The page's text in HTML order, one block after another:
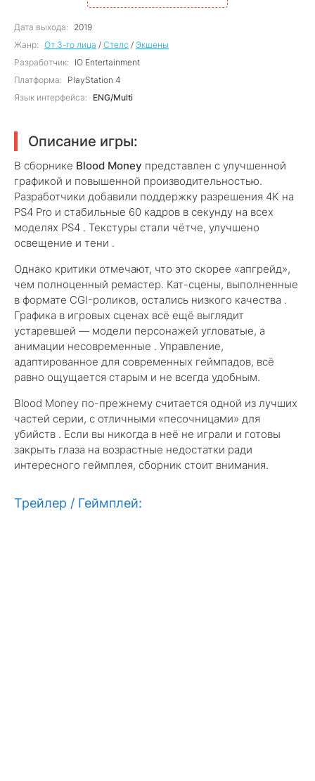
Дата выхода:
2019
Жанр: От 3-го лица / Стелс / Экшены
Разработчик:
IO Entertainment
Платформа:
PlayStation 4
Язык интерфейса:
ENG/Multi
Описание игры:
В сборнике Blood Money представлен с улучшенной
графикой и повышенной производительностью.
Разработчики добавили поддержку разрешения 4K на
PS4 Pro и стабильные 60 кадров в секунду на всех
моделях PS4 . Текстуры стали чётче, улучшено
освещение и тени .
Однако критики отмечают, что это скорее «апгрейд»,
чем полноценный ремастер. Кат-сцены, выполненные
в формате CGI-роликов, остались низкого качества .
Графика в игровых сценах всё ещё выглядит
устаревшей — модели персонажей угловатые, а
анимации несовременные . Управление,
адаптированное для современных геймпадов, всё
равно ощущается старым и не всегда удобным.
Blood Money по-прежнему считается одной из лучших
частей серии, с отличными «песочницами» для
убийств . Если вы никогда в неё не играли и готовы
закрыть глаза на возрастные недостатки ради
интересного геймплея, сборник стоит внимания.
Трейлер / Геймплей: